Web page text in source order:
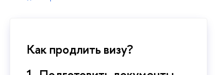
Как продлить визу?